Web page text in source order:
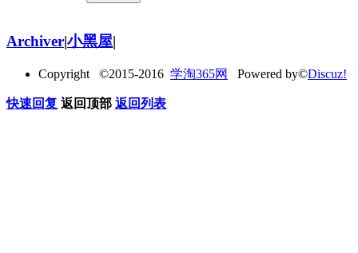
Archiver|小黑屋|
Copyright ©2015-2016 学淘365网 Powered by©Discuz!
快速回复 返回顶部 返回列表